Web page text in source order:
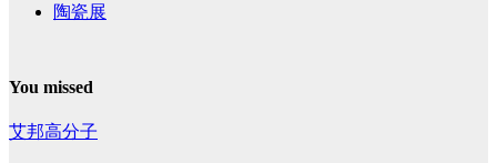
陶瓷展
You missed
艾邦高分子